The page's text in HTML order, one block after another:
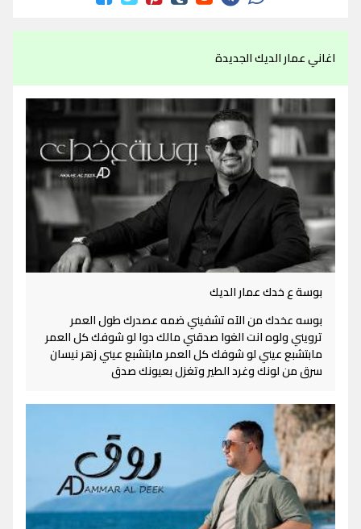
اغاني عمار الديك الجديدة
بوسة ع خدك عمار الديك
بوسه عخدك من الآه تشفيني ضمه عصدرك طول العمر
ترويني ولوه انت الغوا صدقني مالك دوا لو شوفك كل العمر
مابتشبع عيني لو شوفك كل العمر مابتشبع عيني زهر نيسان
سرق من لونك وغرد الطير وتغزل بعيونك صدق